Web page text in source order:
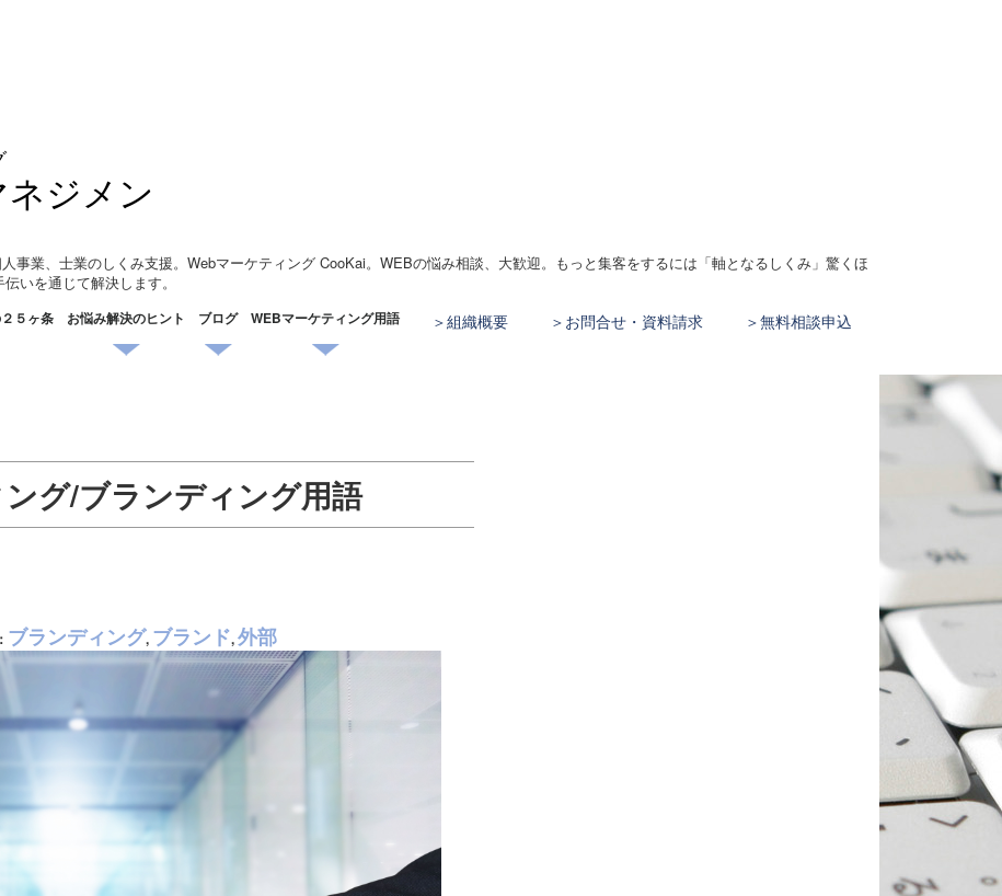
ジメン
事業、士業のしくみ支援。Webマーケティング CooKai。WEBの悩み相談、大歓迎。もっと集客をするには「軸となるしくみ」驚くほ
いを通じて解決します。
組織概要 お問合せ・資料請求 無料相談申込
５ヶ条 お悩み解決のヒント ブログ WEBマーケティング用語
グ/ブランディング用語
ブランディング, ブランド,外部